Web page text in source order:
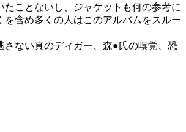
たことないし、ジャケットも何の参考に
を含め多くの人はこのアルバムをスルー
さない真のディガー、森●氏の嗅覚、恐